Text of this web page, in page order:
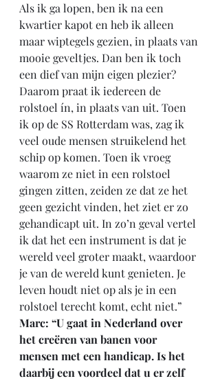
Als ik ga lopen, ben ik na een
kwartier kapot en heb ik alleen
maar wiptegels gezien, in plaats van
mooie geveltjes. Dan ben ik toch
een dief van mijn eigen plezier?
Daarom praat ik iedereen de
rolstoel ín, in plaats van uit. Toen
ik op de SS Rotterdam was, zag ik
veel oude mensen struikelend het
schip op komen. Toen ik vroeg
waarom ze niet in een rolstoel
gingen zitten, zeiden ze dat ze het
geen gezicht vinden, het ziet er zo
gehandicapt uit. In zo’n geval vertel
ik dat het een instrument is dat je
wereld veel groter maakt, waardoor
je van de wereld kunt genieten. Je
leven houdt niet op als je in een
rolstoel terecht komt, echt niet.”
Marc: “U gaat in Nederland over
het creëren van banen voor
mensen met een handicap. Is het
daarbij een voordeel dat u er zelf